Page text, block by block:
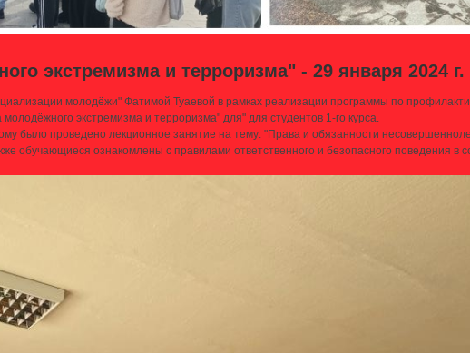
экстремизма и терроризма" - 29 января 2024 г.
молодёжи" Фатимой Туаевой в рамках реализации программы по
экстремизма и терроризма" для" для студентов 1-го курса.
было проведено лекционное занятие на тему: "Права и обязанности
обучающиеся ознакомлены с правилами ответственного и безопасного поведения в